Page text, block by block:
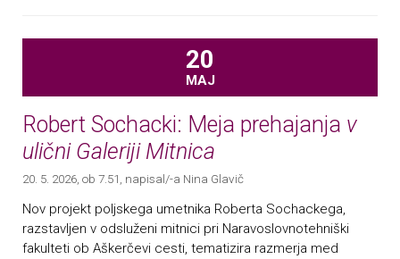
20
MAJ
Robert Sochacki: Meja prehajanja v
ulični Galeriji Mitnica
20. 5. 2026, ob 7.51 , napisal/-a Nina Glavič
Nov projekt poljskega umetnika Roberta Sochackega,
razstavljen v odsluženi mitnici pri Naravoslovnotehniški
fakulteti ob Aškerčevi cesti, tematizira razmerja med